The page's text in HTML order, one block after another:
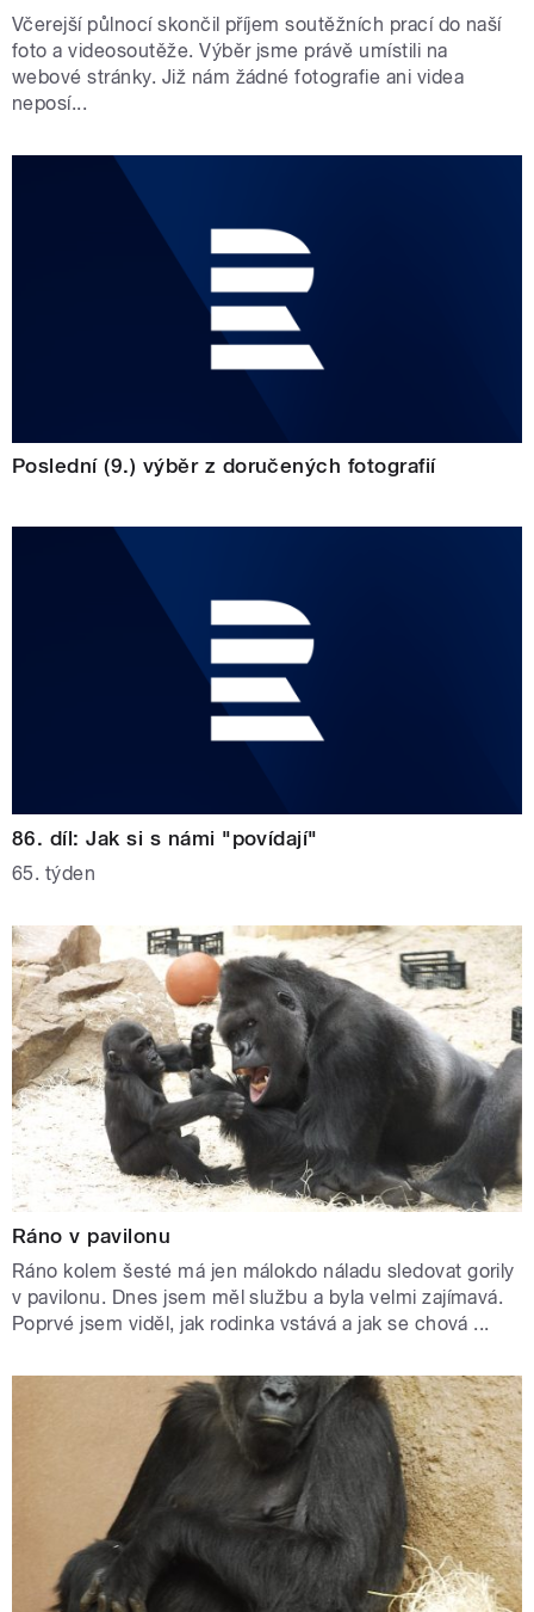
Včerejší půlnocí skončil příjem soutěžních prací do naší
foto a videosoutěže. Výběr jsme právě umístili na
webové stránky. Již nám žádné fotografie ani videa
neposí...
Poslední (9.) výběr z doručených fotografií
86. díl: Jak si s námi "povídají"
65. týden
Ráno v pavilonu
Ráno kolem šesté má jen málokdo náladu sledovat gorily
v pavilonu. Dnes jsem měl službu a byla velmi zajímavá.
Poprvé jsem viděl, jak rodinka vstává a jak se chová ...